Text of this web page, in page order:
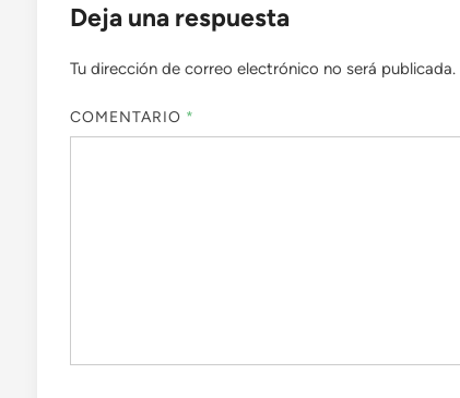
Deja una respuesta
Tu dirección de correo electrónico no será publicada.
COMENTARIO *